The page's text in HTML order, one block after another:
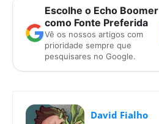
Escolhe o Echo Boomer
como Fonte Preferida
Vê os nossos artigos com
prioridade sempre que
pesquisares no Google.
David Fialho